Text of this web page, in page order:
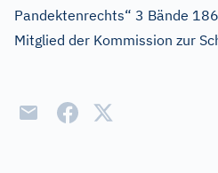
Pandektenrechts“ 3 Bände
Mitglied der Kommission zur